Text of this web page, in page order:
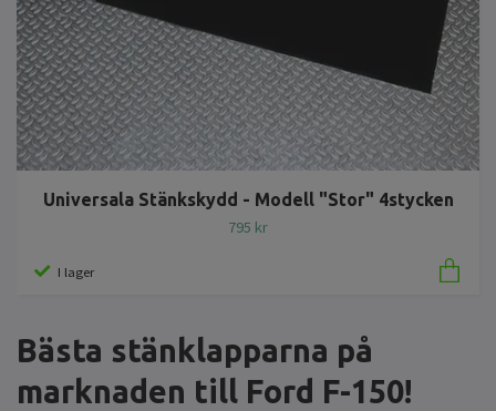
Universala Stänkskydd - Modell "Stor" 4stycken
795 kr
I lager
Bästa stänklapparna på
marknaden till Ford F-150!